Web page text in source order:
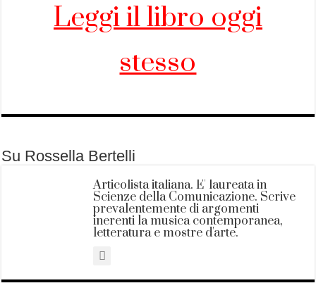
Leggi il libro oggi
stesso
Su Rossella Bertelli
Articolista italiana. E' laureata in
Scienze della Comunicazione. Scrive
prevalentemente di argomenti
inerenti la musica contemporanea,
letteratura e mostre d'arte.